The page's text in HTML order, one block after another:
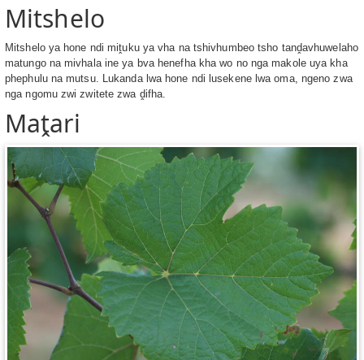
Mitshelo
Mitshelo ya hone ndi miṱuku ya vha na tshivhumbeo tsho tanḓavhuwelaho
matungo na mivhala ine ya bva henefha kha wo no nga makole uya kha
phephulu na mutsu. Lukanda lwa hone ndi lusekene lwa oma, ngeno zwa
nga ngomu zwi zwitete zwa ḓifha.
Maṱari